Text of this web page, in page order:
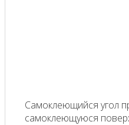
Самоклеющийся угол
самоклеющуюся